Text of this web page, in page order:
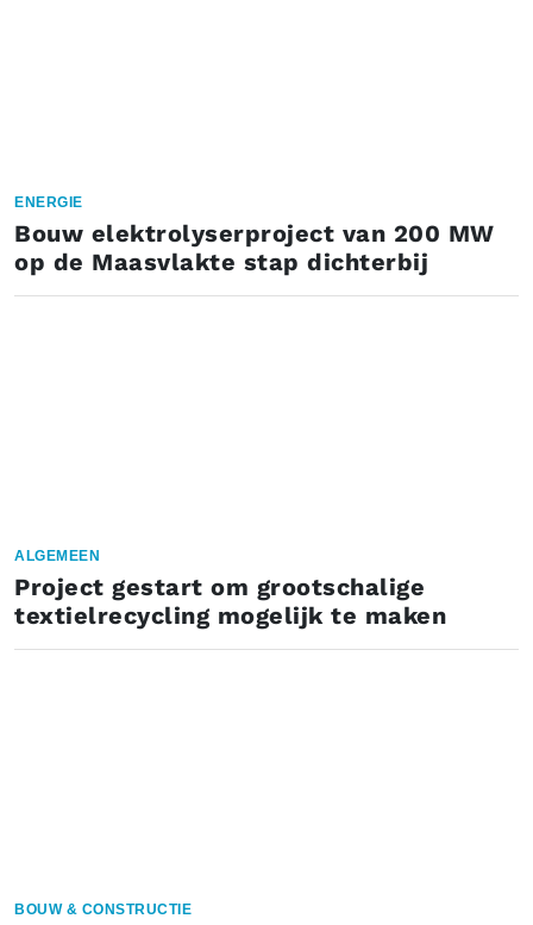
ENERGIE
Bouw elektrolyserproject van 200 MW
op de Maasvlakte stap dichterbij
ALGEMEEN
Project gestart om grootschalige
textielrecycling mogelijk te maken
BOUW & CONSTRUCTIE